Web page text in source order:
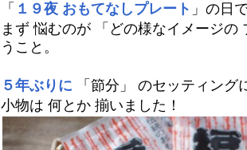
「 １９夜 おもてなしプレート 」の日
まず 悩むのが 「どの様なイメージの
うこと。
５年ぶりに 「節分」 のセッティング
小物は 何とか 揃いました！